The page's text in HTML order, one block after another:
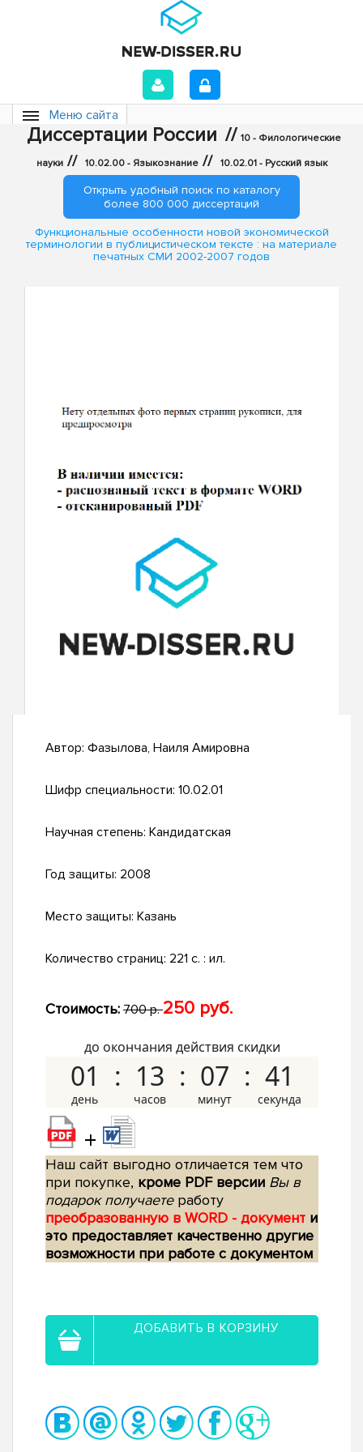
Меню сайта
Диссертации России // 10 - Филологические
науки // 10.02.00 - Языкознание // 10.02.01 - Русский язык
Открыть удобный поиск по каталогу
более 800 000 диссертаций
Функциональные особенности новой экономической
терминологии в публицистическом тексте : на материале
печатных СМИ 2002-2007 годов
Автор: Фазылова, Наиля Амировна
Шифр специальности: 10.02.01
Научная степень: Кандидатская
Год защиты: 2008
Место защиты: Казань
Количество страниц: 221 с. : ил.
Стоимость: 700 р.250 руб.
до окончания действия скидки
01 13 07 40
+
Наш сайт выгодно отличается тем что
при покупке, кроме PDF версии Вы в
подарок получаетеработу
преобразованную в WORD - документ и
это предоставляет качественно другие
возможности при работе с документом
ДОБАВИТЬ В КОРЗИНУ